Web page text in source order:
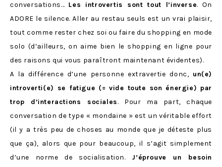
conversations… Les introvertis sont tout l’inverse. On
ADORE le silence. Aller au restau seuls est un vrai plaisir,
tout comme rester chez soi ou faire du shopping en mode
solo (d’ailleurs, on aime bien le shopping en ligne pour
des raisons qui vous paraîtront maintenant évidentes).
A la différence d’une personne extravertie donc, un(e)
introverti(e) se fatigue (= vide toute son énergie) par
trop d’interactions sociales. Pour ma part, chaque
conversation de type « mondaine » est un véritable effort
(il y a très peu de choses au monde que je déteste plus
que ça), alors que pour beaucoup, il s’agit simplement
d’une norme de socialisation. J’éprouve un besoin